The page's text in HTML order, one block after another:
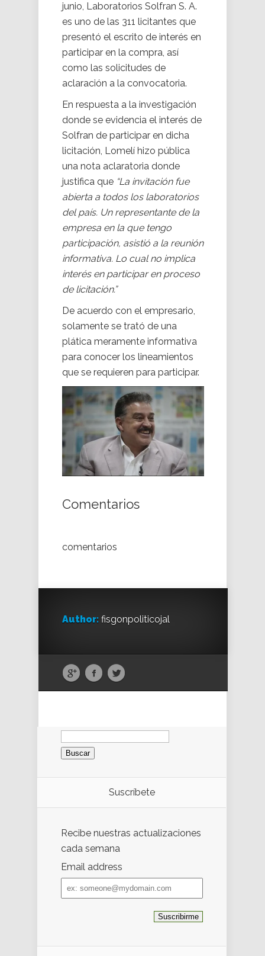
junio, Laboratorios Solfran S. A.
es uno de las 311 licitantes que
presentó el escrito de interés en
participar en la compra, así
como las solicitudes de
aclaración a la convocatoria.
En respuesta a la investigación
donde se evidencia el interés de
Solfran de participar en dicha
licitación, Lomelí hizo pública
una nota aclaratoria donde
justifica que “La invitación fue
abierta a todos los laboratorios
del país. Un representante de la
empresa en la que tengo
participación, asistió a la reunión
informativa. Lo cual no implica
interés en participar en proceso
de licitación.”
De acuerdo con el empresario,
solamente se trató de una
plática meramente informativa
para conocer los lineamientos
que se requieren para participar.
Comentarios
comentarios
Author: fisgonpoliticojal
Buscar:
Suscríbete
Recibe nuestras actualizaciones
cada semana
Email address
Email
address